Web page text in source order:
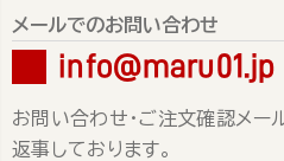
メールでのお問い合わせ
info@maru01.jp
お問い合わせ・ご注文確認メ
返事しております。